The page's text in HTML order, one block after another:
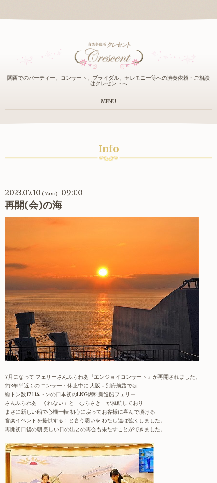
関西でのパーティー、コンサート、ブライダル、セレモニー等への演奏依頼・ご相談
はクレセントへ
MENU
Info
2023.07.10 (Mon) 09:00
再開(会)の海
7月になって フェリーさんふらわあ『エンジョイコンサート』が再開されました。
約3年半近くの コンサート休止中に 大阪⇔別府航路では
総トン数17,114トンの日本初のLNG燃料新造船フェリー
さんふらわあ「くれない」と「むらさき」が就航しており
まさに新しい船で心機一転 初心に戻ってお客様に喜んで頂ける
音楽イベントを提供する！と言う思いを わたし達は強くしました。
再開初日後の朝 美しい日の出との再会も果たすことができました。